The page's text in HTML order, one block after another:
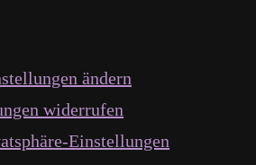
ändern
widerrufen
Einstellungen